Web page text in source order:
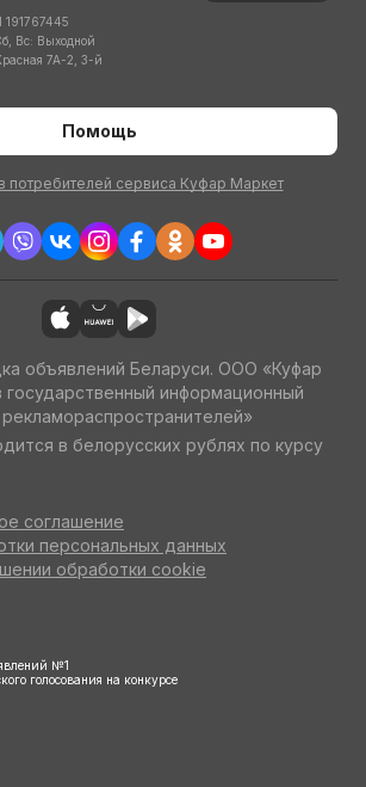
Вс: Выходной
7А-2, 3-й
Помощь
потребителей сервиса Куфар Маркет
объявлений Беларуси. ООО «Куфар
государственный информационный
в белорусских рублях по курсу
соглашение
персональных данных
обработки cookie
№1
голосования на конкурсе